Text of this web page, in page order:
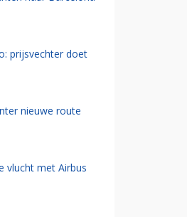
prijsvechter doet
nieuwe route
vlucht met Airbus